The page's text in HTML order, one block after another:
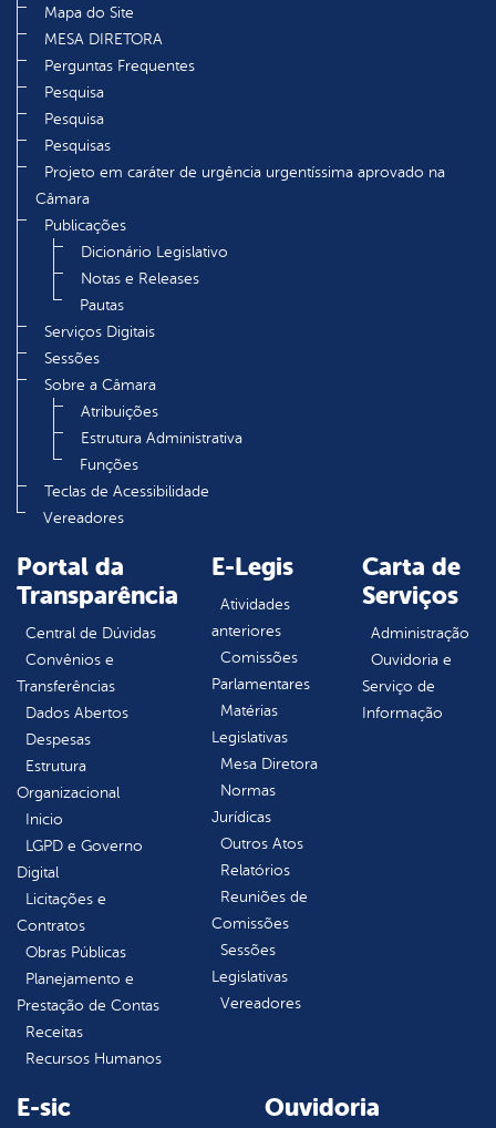
Mapa do Site
MESA DIRETORA
Perguntas Frequentes
Pesquisa
Pesquisa
Pesquisas
Projeto em caráter de urgência urgentíssima aprovado na
Câmara
Publicações
Dicionário Legislativo
Notas e Releases
Pautas
Serviços Digitais
Sessões
Sobre a Câmara
Atribuições
Estrutura Administrativa
Funções
Teclas de Acessibilidade
Vereadores
Portal da
Transparência
Central de Dúvidas
Convênios e
Transferências
Dados Abertos
Despesas
Estrutura
Organizacional
Inicio
LGPD e Governo
Digital
Licitações e
Contratos
Obras Públicas
Planejamento e
Prestação de Contas
Receitas
Recursos Humanos
E-Legis
Atividades
anteriores
Comissões
Parlamentares
Matérias
Legislativas
Mesa Diretora
Normas
Jurídicas
Outros Atos
Relatórios
Reuniões de
Comissões
Sessões
Legislativas
Vereadores
Carta de
Serviços
Administração
Ouvidoria e
Serviço de
Informação
E-sic Ouvidoria